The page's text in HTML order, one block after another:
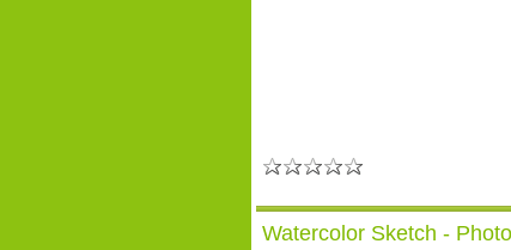
Watercolor Sketch -